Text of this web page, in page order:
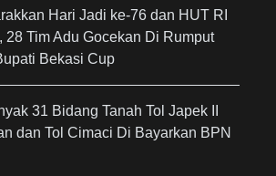
Hari Jadi ke-76 dan HUT RI
28 Tim Adu Gocekan Di Rumput
Bekasi Cup
31 Bidang Tanah Tol Japek II
dan Tol Cimaci Di Bayarkan BPN